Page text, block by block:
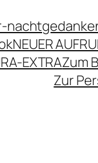
NEUER
EXTRAZum
Zur